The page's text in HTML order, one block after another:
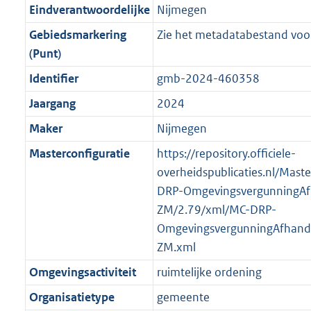
f
o
m
a
a
t
b
n
f
r
m
a
a
t
K
i
n
o
r
m
a
a
t
b
e
i
f
o
r
m
a
a
8
o
o
t
e
:
2
K
b
r
o
t
t
e
:
2
K
b
Eindverantwoordelijke Nijmegen
Gebiedsmarkering
(Punt)
Zie het metadatabestand
Identifier
gmb-2024-460358
Jaargang
2024
Maker
Nijmegen
Masterconfiguratie
https://repository.officiele-
overheidspublicaties.nl/
DRP-
ZM/2.79/xml/MC-DRP-
ZM.xml
Omgevingsactiviteit
ruimtelijke ordening
Organisatietype
gemeente